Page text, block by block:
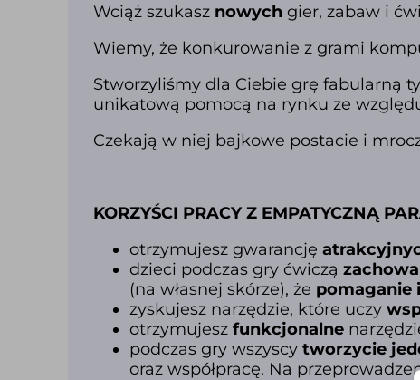
Wciąż szukasznowych gier, zabaw i
Wiemy, że konkurowanie z grami
Stworzyliśmy dla Ciebie grę fabularną
unikatową pomocą na rynku ze
Czekają w niej bajkowe postacie i
KORZYŚCI PRACY Z EMPATYCZNĄ
otrzymujesz gwarancję
dzieci podczas gry ćwiczą
(na własnej skórze), że pomaganie
zyskujesz narzędzie, które uczy
otrzymujesz funkcjonalne
podczas gry wszyscy tworzycie
oraz współpracę. Na